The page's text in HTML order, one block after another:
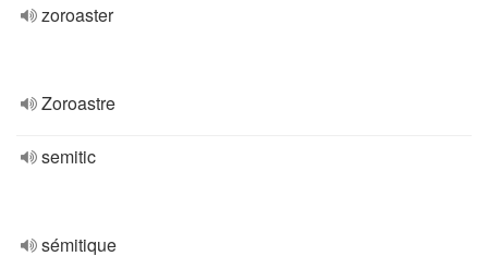
zoroaster
Zoroastre
semitic
sémitique